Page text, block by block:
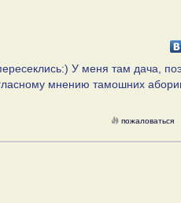
У меня там дача,
мнению тамошних
пожаловаться